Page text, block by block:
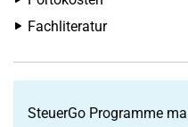
Fachliteratur
SteuerGo Programme